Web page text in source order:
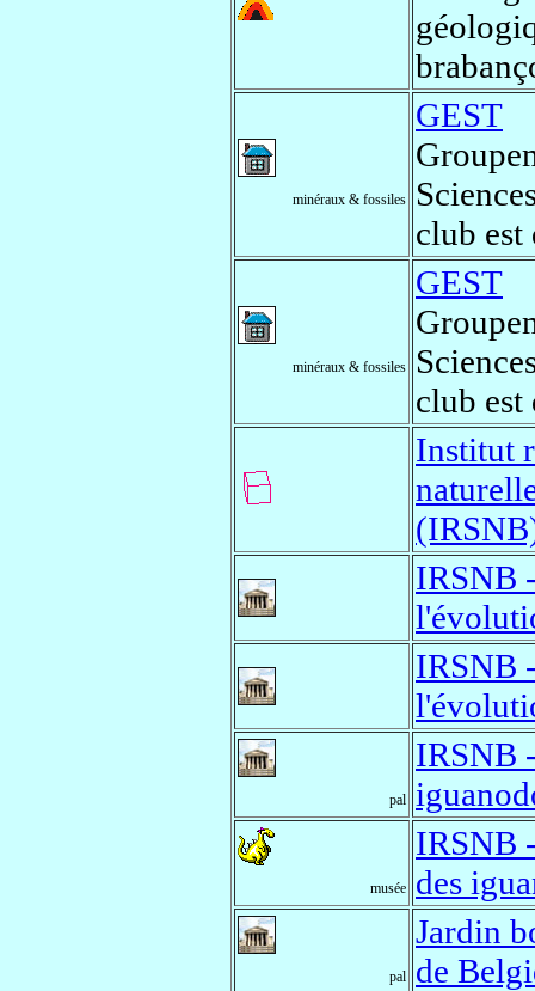
minéraux & fossiles
GEST
club est
minéraux & fossiles
GEST
club est
Institut
IRSNB
IRSNB
pal
IRSNB
musée
IRSNB
des
pal
Jardin
de